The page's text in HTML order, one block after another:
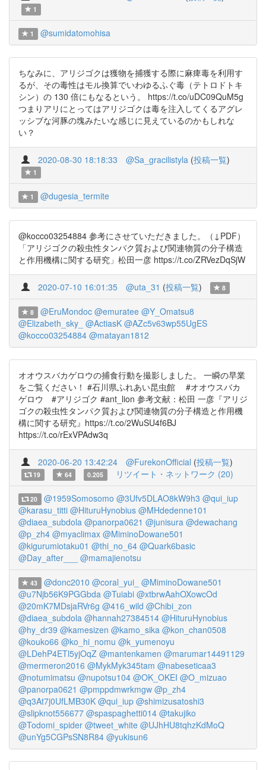
1
1 @sumidatomohisa
ちなみに、アリジゴクは獲物を捕獲する際に麻痺毒を利用す
るが、その毒性はモル換算でいわゆるふぐ毒（テトロドトキ
シン）の 130 倍にもなるという。 https://t.co/uDC09QuM5g
つまりアリにとってはアリジゴクは毒を注入してくるアグレ
ッシブな河豚の塊みたいな感じに見えているのかもしれな
い？
2020-08-30 18:18:33 @Sa_gracilistyla (投稿一覧)
1
1 @dugesia_termite
@kocco03254884 参考にさせていただきました。（↓PDF）
「アリジゴクの殺虫性タンパク質および関連物質の分子構造
と作用機構に関する研究」松田一彦 https://t.co/ZRVezDqSjW
2020-07-10 16:01:35 @uta_31 (投稿一覧) 8
8 @EruMondoc @emuratee @Y_Omatsu8
@Elizabeth_sky_ @ActiasK @AZc5v63wp55UgES
@kocco03254884 @matayan1812
オオウスバカゲロウの捕食行動を撮影しました。 一瞬の早業
をご覧ください！ #石川県ふれあい昆虫館 #オオウスバカ
ゲロウ #アリジゴク #ant_lion 参考文献：松田 一彦『アリジ
ゴクの殺虫性タンパク質および関連物質の分子構造と作用機
構に関する研究』https://t.co/2WuSU4f6BJ
https://t.co/rExVPAdw3q
2020-06-20 13:42:24 @FurekonOfficial (投稿一覧)
19 64 0.205 リツイート・ネットワーク (20)
20 @1959Somosomo @3Ufv5DLAO8kW9h3 @qui_iup
@karasu_titti @HituruHynobius @MHdedenne101
@diaea_subdola @panorpa0621 @junisura @dewachang
@p_zh4 @myaclimax @MiminoDowane501
@kigurumiotaku01 @thi_no_64 @Quark6basic
@Day_after___
@mamajienotsu
43 @donc2010 @coral_yui_ @MiminoDowane501
@u7Njb56K9PGGbda @Tuiabi @xtbrwAahOXowcOd
@20mK7MDsjaRVr6g @416_wild @Chibi_zon
@diaea_subdola @hannah27384514 @HituruHynobius
@hy_dr39 @kamesizen @kamo_sika @kon_chan0508
@kouko66 @ko_hi_nomu @k_yumenoyu
@LDehP4ETl5yjOqZ @mantenkamen @marumar14491129
@mermeron2016 @MykMyk345tam @nabeseticaa3
@notumimatsu @nupotsu104 @OK_OKEI @O_mizuao
@panorpa0621 @pmppdmwrkmgw @p_zh4
@q3At7j0UfLMB30K @qui_iup @shimizusatoshi3
@slipknot556677 @spaspaghetti014 @takujiko
@Todomi_spider @tweet_white @UJhHU8tqhzKdMoQ
@unYg5CGPsSN8R84 @yukisun6